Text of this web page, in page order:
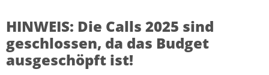
HINWEIS: Die Calls 2025 sind
geschlossen, da das Budget
ausgeschöpft ist!